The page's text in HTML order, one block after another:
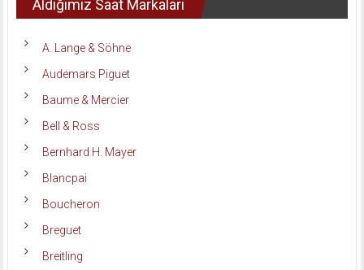
Aldığımız Saat Markaları
A. Lange & Söhne
Audemars Piguet
Baume & Mercier
Bell & Ross
Bernhard H. Mayer
Blancpai
Boucheron
Breguet
Breitling